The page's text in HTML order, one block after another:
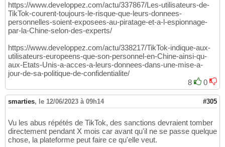
https://www.developpez.com/actu/337867/Les-utilisateurs-de-
TikTok-courent-toujours-le-risque-que-leurs-donnees-
personnelles-soient-exposees-au-piratage-et-a-l-espionnage-
par-la-Chine-selon-des-experts/
https://www.developpez.com/actu/338217/TikTok-indique-aux-
utilisateurs-europeens-que-son-personnel-en-Chine-ainsi-qu-
aux-Etats-Unis-a-acces-a-leurs-donnees-dans-une-mise-a-
jour-de-sa-politique-de-confidentialite/
8
0
smarties, le 12/06/2023 à 09h14 #305
Vu les abus répétés de TikTok, des sanctions devraient tomber
directement pendant X mois car avant qu'il ne se passe quelque
chose, la plateforme peut faire ce qu'elle veut.